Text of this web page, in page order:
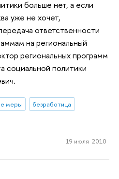
больше нет, а если
уже не хочет,
ответственности
на региональный
региональных программ
социальной политики
меры
безработица
19 июля 2010